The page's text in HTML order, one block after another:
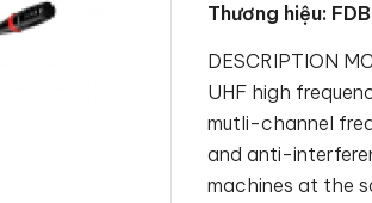
Thương hiệu: FDB
DESCRIPTION
UHF high
mutli-channel
and anti-
machines at the